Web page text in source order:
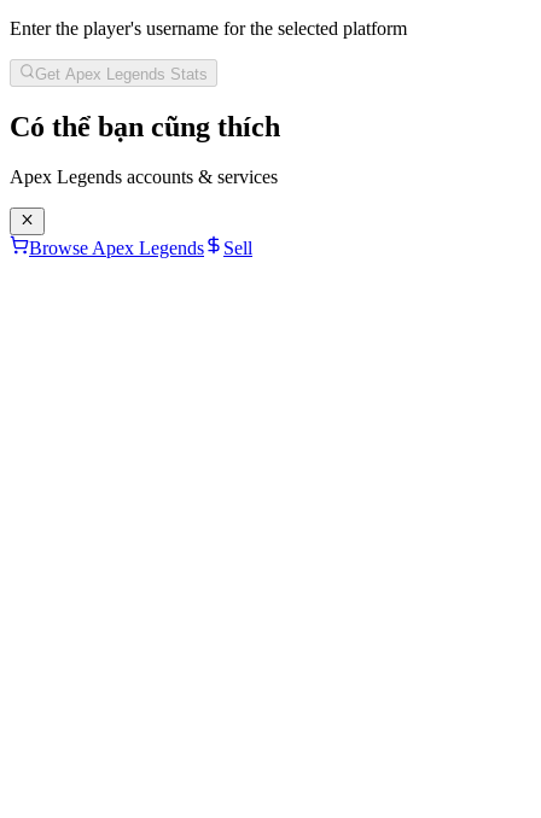
Enter the player's username for the selected platform
Get Apex Legends Stats
Có thể bạn cũng thích
Apex Legends accounts & services
Browse Apex Legends Sell